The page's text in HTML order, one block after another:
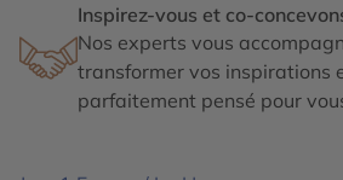
Inspirez-vous et co-
Nos experts vous
transformer vos inspirations
parfaitement pensé pour